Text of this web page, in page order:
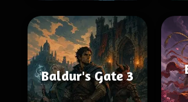
Baldur's Gate 3